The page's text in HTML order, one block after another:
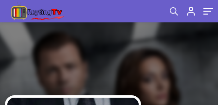
Sahtekarlar Arasında Kıran Kırana Mücadele!